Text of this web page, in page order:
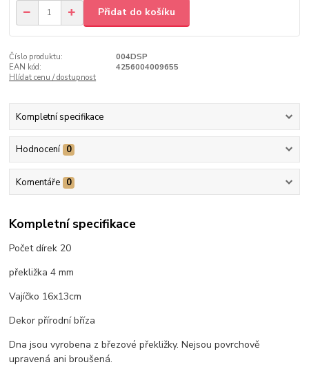
Přidat do košíku
Číslo produktu:
004DSP
EAN kód:
4256004009655
Hlídat cenu / dostupnost
Kompletní specifikace
Hodnocení 0
Komentáře 0
Kompletní specifikace
Počet dírek 20
překližka 4 mm
Vajíčko 16x13cm
Dekor přírodní bříza
Dna jsou vyrobena z březové překližky. Nejsou povrchově
upravená ani broušená.